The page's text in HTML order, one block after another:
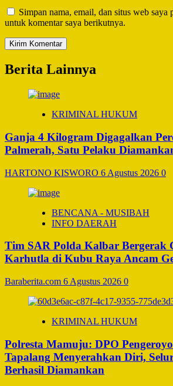
Simpan nama, email, dan situs web saya
untuk komentar saya berikutnya.
Berita Lainnya
KRIMINAL HUKUM
Ganja 4 Kilogram Digagalkan
Palmerah, Satu Pelaku
HARTONO KISWORO 6 Agustus 2026 0
BENCANA - MUSIBAH
INFO DAERAH
Tim SAR Polda Kalbar Bergerak
Karhutla di Kubu Raya Ancam
Baraberita.com 6 Agustus 2026 0
KRIMINAL HUKUM
Polresta Mamuju: DPO
Tapalang Menyerahkan Diri,
Berhasil Diamankan